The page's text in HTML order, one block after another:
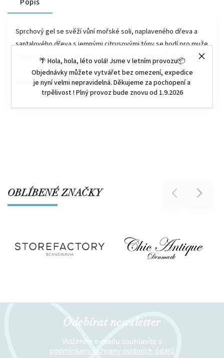
🌴 Hola, hola, léto volá! Jsme v letním provozu📦
Objednávky můžete vytvářet bez omezení, expedice
je nyní velmi nepravidelná. Děkujeme za pochopení a
trpělivost ! Plný provoz bude znovu od 1.9.2026
Sprchový gel se svěží vůní mořské soli, naplaveného dřeva a
santalového dřeva s jemnými citrusovými tóny se hodí pro muže
i ženy. Je šetrný k pokožce a zanechává ji příjemně provoněnou.
Objem 200ml
OBLÍBENÉ ZNAČKY Previous Next
Odebírat newsletter
Vložením e-mailu souhlasíte s
podmínkami ochrany osobních údajů